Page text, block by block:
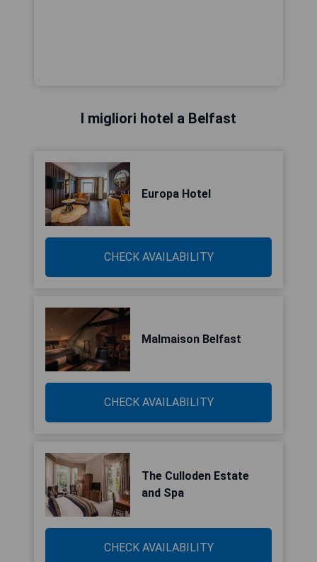
I migliori hotel a Belfast
Europa Hotel
CHECK AVAILABILITY
Malmaison Belfast
CHECK AVAILABILITY
The Culloden Estate
and Spa
CHECK AVAILABILITY